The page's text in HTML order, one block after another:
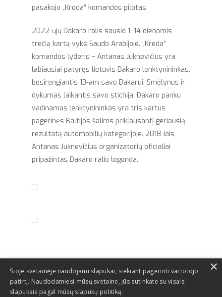
pasakojo „Kreda“ komandos pilotas.
2022-ųjų Dakaro ralis sausio 1–14 dienomis
trečią kartą vyks Saudo Arabijoje. „Kreda“
komandos lyderis – Antanas Juknevičius yra
labiausiai patyręs lietuvis Dakaro lenktynininkas,
besirengiantis 13-am savo Dakarui. Smėlynus ir
dykumas laikantis savo stichija, Dakaro panku
vadinamas lenktynininkas yra tris kartus
pagerinęs Baltijos šalims priklausantį geriausią
rezultatą automobilių kategorijoje. 2018-iais
Antanas Juknevičius organizatorių oficialiai
pripažintas Dakaro ralio legenda.
Šioje svetainėje naudojami slapukai, siekiant pagerinti vartotojo
patirtį. Naudodamiesi mūsų svetaine, jūs sutinkate su visais
slapukais pagal mūsų slapukų politiką.
×